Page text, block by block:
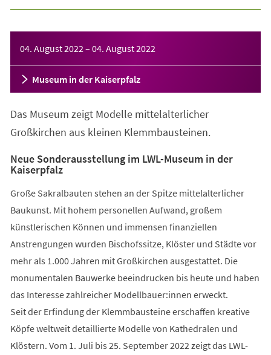
04. August 2022 – 04. August 2022
Museum in der Kaiserpfalz
Das Museum zeigt Modelle mittelalterlicher
Großkirchen aus kleinen Klemmbausteinen.
Neue Sonderausstellung im LWL-Museum in der
Kaiserpfalz
Große Sakralbauten stehen an der Spitze mittelalterlicher
Baukunst. Mit hohem personellen Aufwand, großem
künstlerischen Können und immensen finanziellen
Anstrengungen wurden Bischofssitze, Klöster und Städte vor
mehr als 1.000 Jahren mit Großkirchen ausgestattet. Die
monumentalen Bauwerke beeindrucken bis heute und haben
das Interesse zahlreicher Modellbauer:innen erweckt.
Seit der Erfindung der Klemmbausteine erschaffen kreative
Köpfe weltweit detaillierte Modelle von Kathedralen und
Klöstern. Vom 1. Juli bis 25. September 2022 zeigt das LWL-